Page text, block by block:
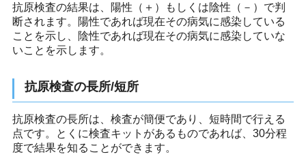
抗原検査の結果は、陽性（＋）もしくは陰性（－）で判
断されます。陽性であれば現在その病気に感染している
ことを示し、陰性であれば現在その病気に感染していな
いことを示します。
抗原検査の長所/短所
抗原検査の長所は、検査が簡便であり、短時間で行える
点です。とくに検査キットがあるものであれば、30分程
度で結果を知ることができます。